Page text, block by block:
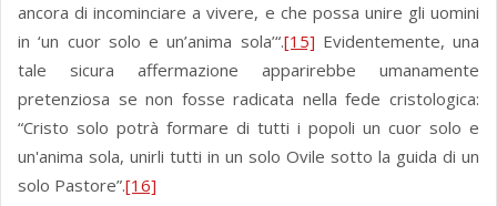
ancora di incominciare a vivere, e che possa unire gli uomini
in ‘un cuor solo e un’anima sola’“.[15] Evidentemente, una
tale sicura affermazione apparirebbe umanamente
pretenziosa se non fosse radicata nella fede cristologica:
“Cristo solo potrà formare di tutti i popoli un cuor solo e
un'anima sola, unirli tutti in un solo Ovile sotto la guida di un
solo Pastore”.[16]